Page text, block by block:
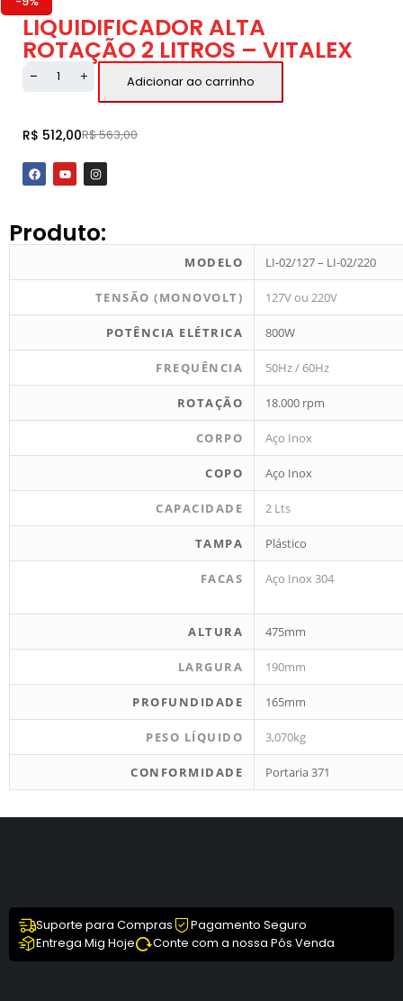
LIQUIDIFICADOR ALTA
ROTAÇÃO 2 LITROS – VITALEX
Adicionar ao carrinho
R$563,00
R$ 512,00
Produto:
MODELO LI-02/127 – LI-02/220
TENSÃO (MONOVOLT) 127V ou 220V
POTÊNCIA ELÉTRICA 800W
FREQUÊNCIA 50Hz / 60Hz
ROTAÇÃO 18.000 rpm
CORPO Aço Inox
COPO Aço Inox
CAPACIDADE 2 Lts
TAMPA Plástico
FACAS Aço Inox 304
ALTURA 475mm
LARGURA 190mm
PROFUNDIDADE 165mm
PESO LÍQUIDO 3,070kg
CONFORMIDADE Portaria 371
Suporte para Compras
Pagamento Seguro
Entrega Mig Hoje
Conte com a nossa Pós Venda